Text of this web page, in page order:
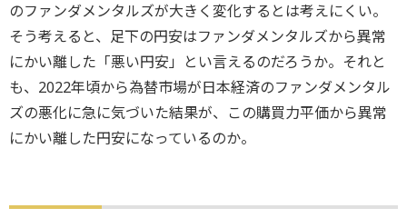
のファンダメンタルズが大きく変化するとは考えにくい。
そう考えると、足下の円安はファンダメンタルズから異常
にかい離した「悪い円安」とい言えるのだろうか。それと
も、2022年頃から為替市場が日本経済のファンダメンタル
ズの悪化に急に気づいた結果が、この購買力平価から異常
にかい離した円安になっているのか。